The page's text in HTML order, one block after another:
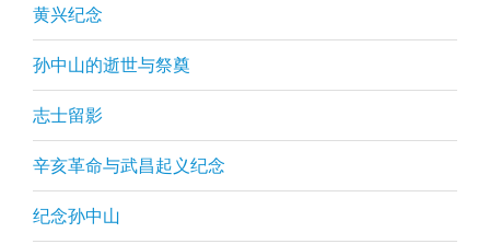
黄兴纪念
孙中山的逝世与祭奠
志士留影
辛亥革命与武昌起义纪念
纪念孙中山